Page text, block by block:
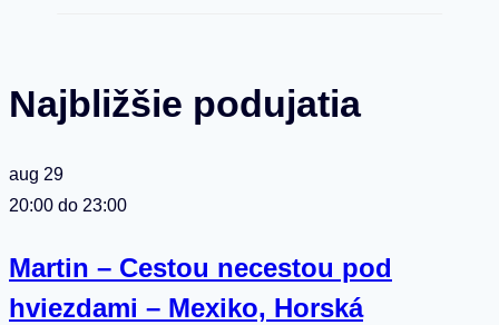
Najbližšie podujatia
aug 29
20:00 do 23:00
Martin – Cestou necestou pod
hviezdami – Mexiko, Horská